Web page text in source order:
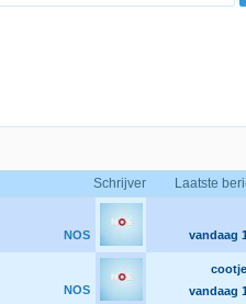
Schrijver Laatste
NOS vandaag
NOS
cootje
vandaag